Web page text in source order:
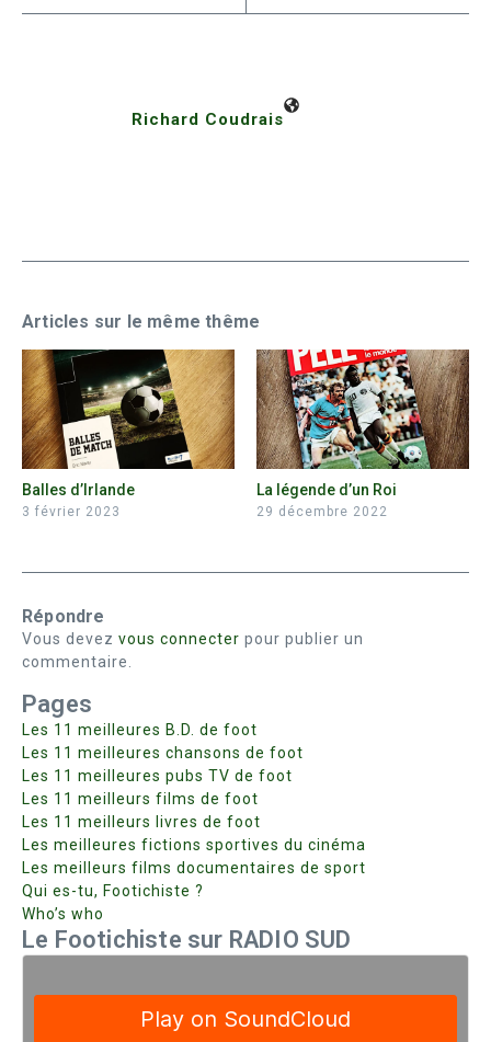
Richard Coudrais
Articles sur le même thême
Balles d’Irlande
3 février 2023
La légende d’un Roi
29 décembre 2022
Répondre
Vous devez vous connecter pour publier un
commentaire.
Pages
Les 11 meilleures B.D. de foot
Les 11 meilleures chansons de foot
Les 11 meilleures pubs TV de foot
Les 11 meilleurs films de foot
Les 11 meilleurs livres de foot
Les meilleures fictions sportives du cinéma
Les meilleurs films documentaires de sport
Qui es-tu, Footichiste ?
Who’s who
Le Footichiste sur RADIO SUD